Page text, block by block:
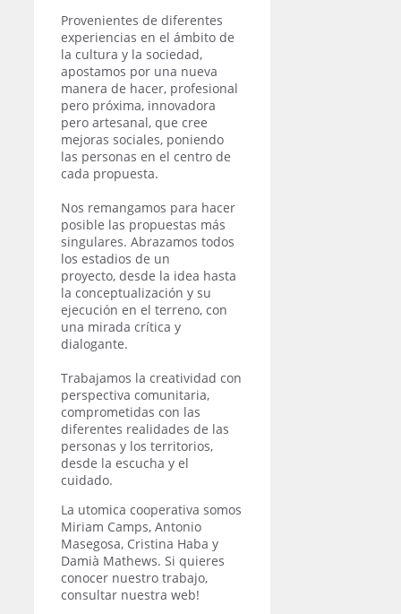
Provenientes de diferentes
experiencias en el ámbito de
la cultura y la sociedad,
apostamos por una nueva
manera de hacer, profesional
pero próxima, innovadora
pero artesanal, que cree
mejoras sociales, poniendo
las personas en el centro de
cada propuesta.
Nos remangamos para hacer
posible las propuestas más
singulares. Abrazamos todos
los estadios de un
proyecto, desde la idea hasta
la conceptualización y su
ejecución en el terreno, con
una mirada crítica y
dialogante.
Trabajamos la creatividad con
perspectiva comunitaria,
comprometidas con las
diferentes realidades de las
personas y los territorios,
desde la escucha y el
cuidado.
La utomica cooperativa somos
Miriam Camps, Antonio
Masegosa, Cristina Haba y
Damià Mathews. Si quieres
conocer nuestro trabajo,
consultar nuestra web!